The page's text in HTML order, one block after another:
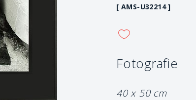
[ AMS-U32214 ]
Fotografie
40 x 50 cm